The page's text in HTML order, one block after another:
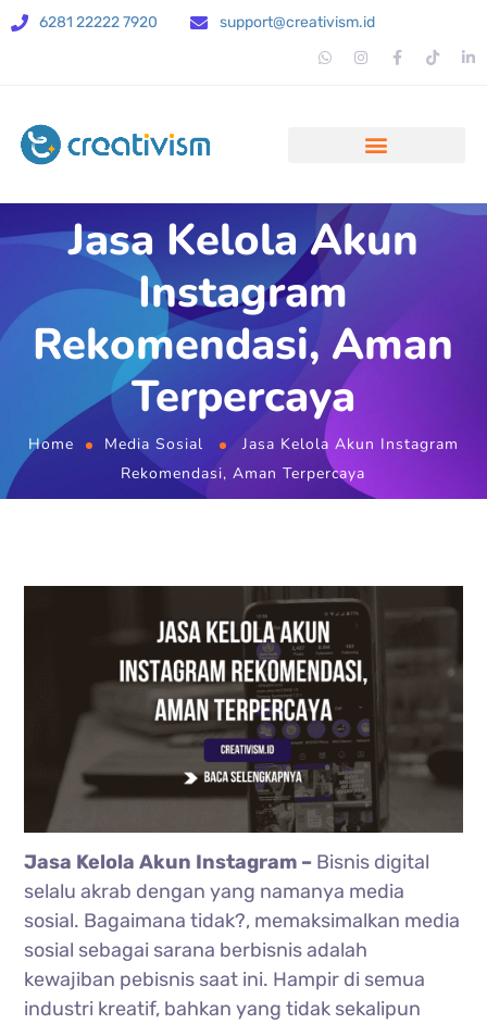
6281 22222 7920 support@creativism.id
Jasa Kelola Akun
Instagram
Rekomendasi, Aman
Terpercaya
Home Media Sosial
Jasa Kelola Akun Instagram
Rekomendasi, Aman Terpercaya
Jasa Kelola Akun Instagram – Bisnis digital
selalu akrab dengan yang namanya media
sosial. Bagaimana tidak?, memaksimalkan media
sosial sebagai sarana berbisnis adalah
kewajiban pebisnis saat ini. Hampir di semua
industri kreatif, bahkan yang tidak sekalipun